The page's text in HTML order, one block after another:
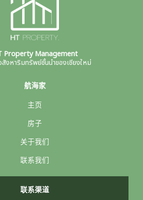
Property Management
งหาริมทรัพย์ชั้นนำของเชียงใหม่
航海家
主页
房子
关于我们
联系我们
联系渠道